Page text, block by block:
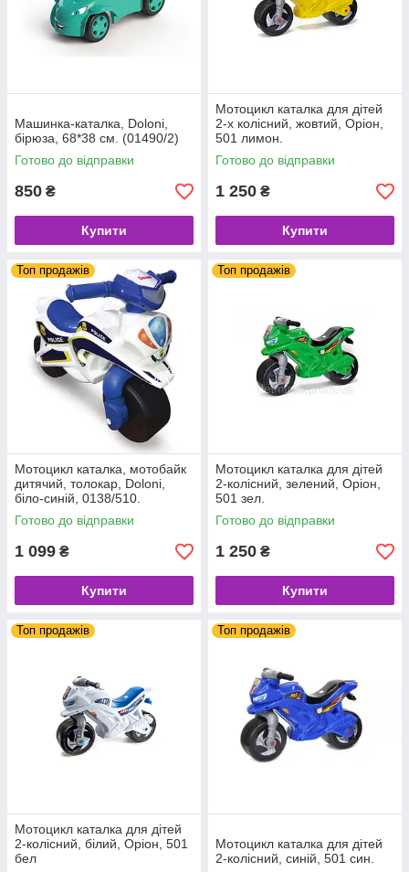
Машинка-каталка, Doloni,
бірюза, 68*38 см. (01490/2)
Готово до відправки
850 ₴
Купити
Мотоцикл каталка для дітей
2-х колісний, жовтий, Оріон,
501 лимон.
Готово до відправки
1 250 ₴
Купити
Топ продажів
Мотоцикл каталка, мотобайк
дитячий, толокар, Doloni,
біло-синій, 0138/510.
Готово до відправки
1 099 ₴
Купити
Топ продажів
Мотоцикл каталка для дітей
2-колісний, зелений, Оріон,
501 зел.
Готово до відправки
1 250 ₴
Купити
Топ продажів
Мотоцикл каталка для дітей
2-колісний, білий, Оріон, 501
бел
Топ продажів
Мотоцикл каталка для дітей
2-колісний, синій, 501 син.